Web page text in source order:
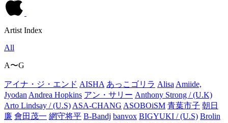
Artist Index
All
A〜G
アイナ・ジ・エンド AISHA あっこゴリラ Alisa Amiide,
Jyodan Andrea Hopkins アン・サリー Anthony Strong / (U.K)
Arto Lindsay / (U.S) ASA-CHANG ASOBOiSM 青葉市子 朝日
廉 會田茂一 網守将平 B-Bandj banvox BIGYUKI / (U.S) Brolin